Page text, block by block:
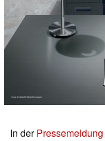
In derPressemeldung